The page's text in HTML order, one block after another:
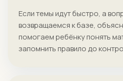
Если темы идут быстро, а
возвращаемся к базе,
помогаем ребёнку понять
запомнить правило до